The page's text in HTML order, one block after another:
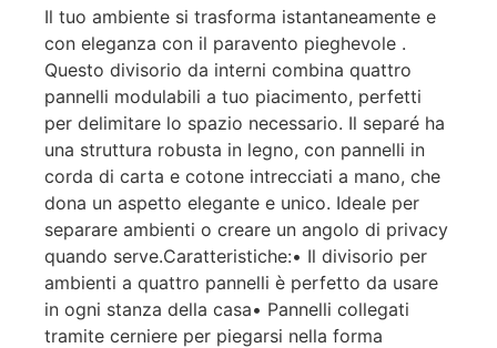
Il tuo ambiente si trasforma istantaneamente e
con eleganza con il paravento pieghevole .
Questo divisorio da interni combina quattro
pannelli modulabili a tuo piacimento, perfetti
per delimitare lo spazio necessario. Il separé ha
una struttura robusta in legno, con pannelli in
corda di carta e cotone intrecciati a mano, che
dona un aspetto elegante e unico. Ideale per
separare ambienti o creare un angolo di privacy
quando serve.Caratteristiche:• Il divisorio per
ambienti a quattro pannelli è perfetto da usare
in ogni stanza della casa• Pannelli collegati
tramite cerniere per piegarsi nella forma